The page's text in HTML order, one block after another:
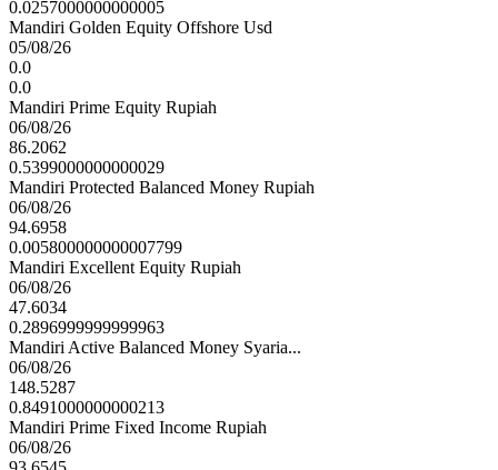
0.0257000000000005
Mandiri Golden Equity Offshore Usd
05/08/26
0.0
0.0
Mandiri Prime Equity Rupiah
06/08/26
86.2062
0.5399000000000029
Mandiri Protected Balanced Money Rupiah
06/08/26
94.6958
0.005800000000007799
Mandiri Excellent Equity Rupiah
06/08/26
47.6034
0.2896999999999963
Mandiri Active Balanced Money Syaria...
06/08/26
148.5287
0.8491000000000213
Mandiri Prime Fixed Income Rupiah
06/08/26